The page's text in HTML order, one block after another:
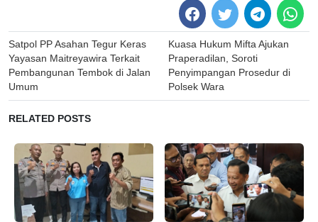
Post
navigation
Satpol PP Asahan Tegur Keras
Yayasan Maitreyawira Terkait
Pembangunan Tembok di Jalan
Umum
Kuasa Hukum Mifta Ajukan
Praperadilan, Soroti
Penyimpangan Prosedur di
Polsek Wara
RELATED POSTS